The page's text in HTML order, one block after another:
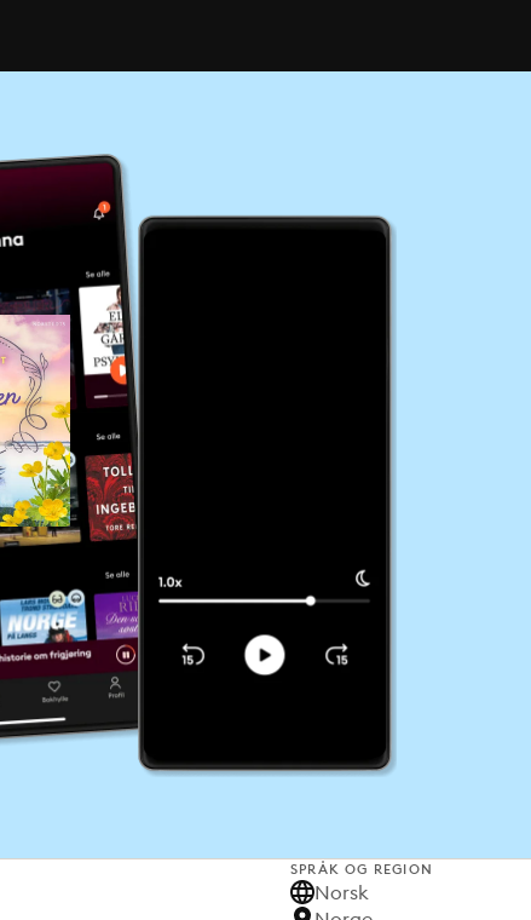
SPRÅK OG REGION
Norsk